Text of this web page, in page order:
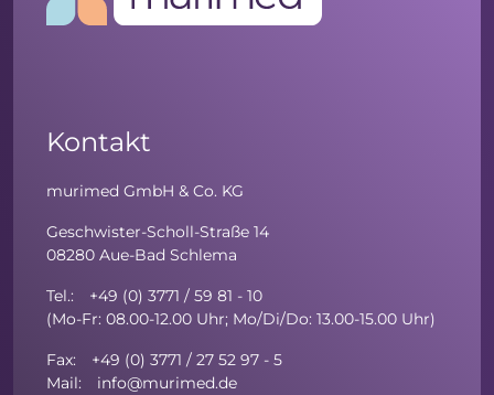
Kontakt
murimed GmbH & Co. KG
Geschwister-Scholl-Straße 14
08280 Aue-Bad Schlema
Tel.: +49 (0) 3771 / 59 81 - 10
(Mo-Fr: 08.00-12.00 Uhr; Mo/Di/Do: 13.00-15.00 Uhr)
Fax: +49 (0) 3771 / 27 52 97 - 5
Mail: info@murimed.de